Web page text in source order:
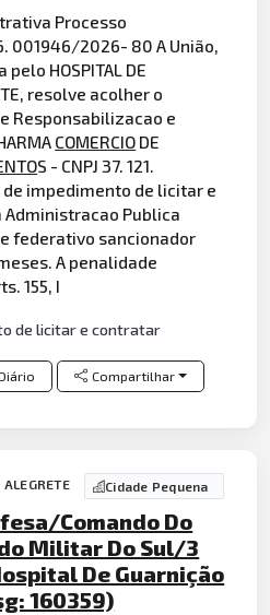
Processo
001946/2026- 80 A União,
HOSPITAL DE
resolve acolher o
Responsabilizacao e
COMERCIO DE
S - CNPJ 37. 121.
impedimento de licitar e
Publica
federativo sancionador
A penalidade
155, I
de licitar e contratar
Compartilhar
Cidade Pequena
Comando Do
Militar Do Sul/3
De Guarnição
160359)